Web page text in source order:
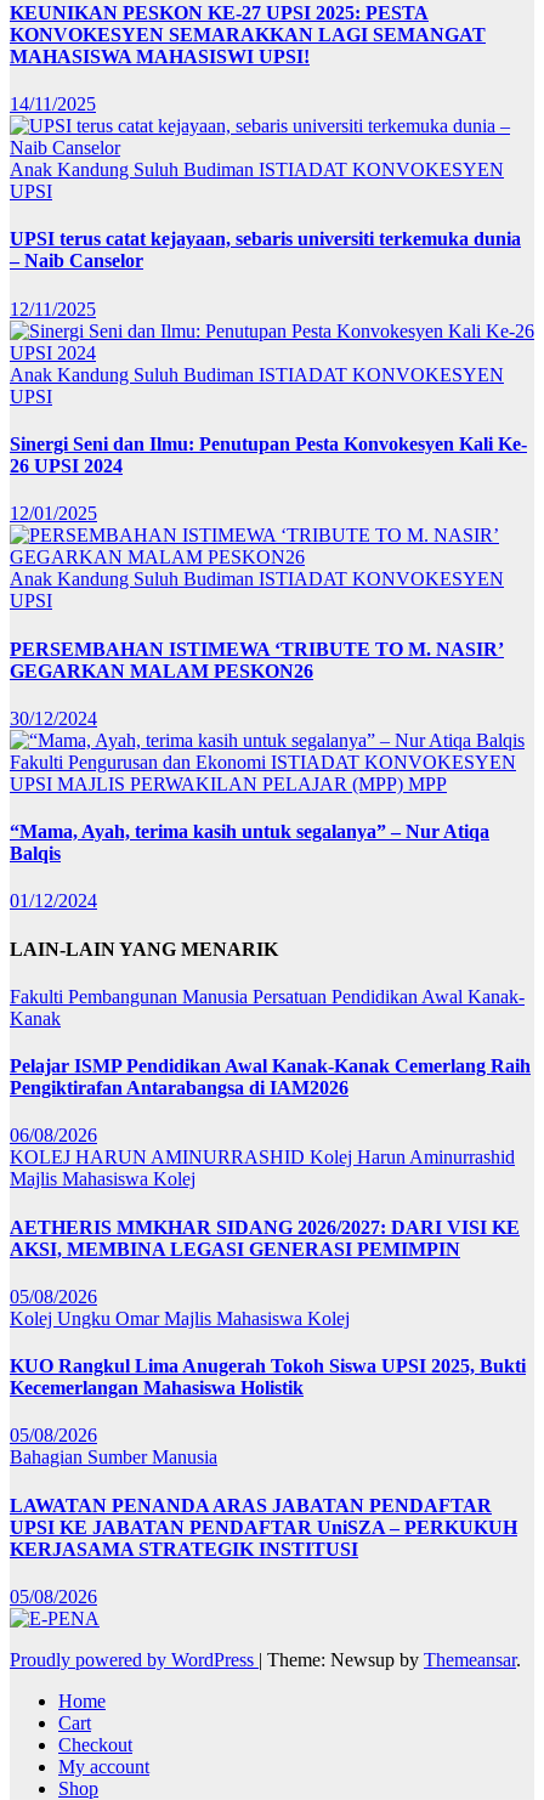
KEUNIKAN PESKON KE-27 UPSI 2025: PESTA
KONVOKESYEN SEMARAKKAN LAGI SEMANGAT
MAHASISWA MAHASISWI UPSI!
14/11/2025
Anak Kandung Suluh Budiman ISTIADAT KONVOKESYEN
UPSI
UPSI terus catat kejayaan, sebaris universiti terkemuka dunia
– Naib Canselor
12/11/2025
Anak Kandung Suluh Budiman ISTIADAT KONVOKESYEN
UPSI
Sinergi Seni dan Ilmu: Penutupan Pesta Konvokesyen Kali Ke-
26 UPSI 2024
12/01/2025
Anak Kandung Suluh Budiman ISTIADAT KONVOKESYEN
UPSI
PERSEMBAHAN ISTIMEWA ‘TRIBUTE TO M. NASIR’
GEGARKAN MALAM PESKON26
30/12/2024
Fakulti Pengurusan dan Ekonomi ISTIADAT KONVOKESYEN
UPSI MAJLIS PERWAKILAN PELAJAR (MPP) MPP
“Mama, Ayah, terima kasih untuk segalanya” – Nur Atiqa
Balqis
01/12/2024
LAIN-LAIN YANG MENARIK
Fakulti Pembangunan Manusia Persatuan Pendidikan Awal Kanak-
Kanak
Pelajar ISMP Pendidikan Awal Kanak-Kanak Cemerlang Raih
Pengiktirafan Antarabangsa di IAM2026
06/08/2026
KOLEJ HARUN AMINURRASHID Kolej Harun Aminurrashid
Majlis Mahasiswa Kolej
AETHERIS MMKHAR SIDANG 2026/2027: DARI VISI KE
AKSI, MEMBINA LEGASI GENERASI PEMIMPIN
05/08/2026
Kolej Ungku OmarMajlis Mahasiswa Kolej
KUO Rangkul Lima Anugerah Tokoh Siswa UPSI 2025, Bukti
Kecemerlangan Mahasiswa Holistik
05/08/2026
Bahagian Sumber Manusia
LAWATAN PENANDA ARAS JABATAN PENDAFTAR
UPSI KE JABATAN PENDAFTAR UniSZA – PERKUKUH
KERJASAMA STRATEGIK INSTITUSI
05/08/2026
Proudly powered by WordPress | Theme: Newsup by Themeansar.
Home
Cart
Checkout
My account
Shop